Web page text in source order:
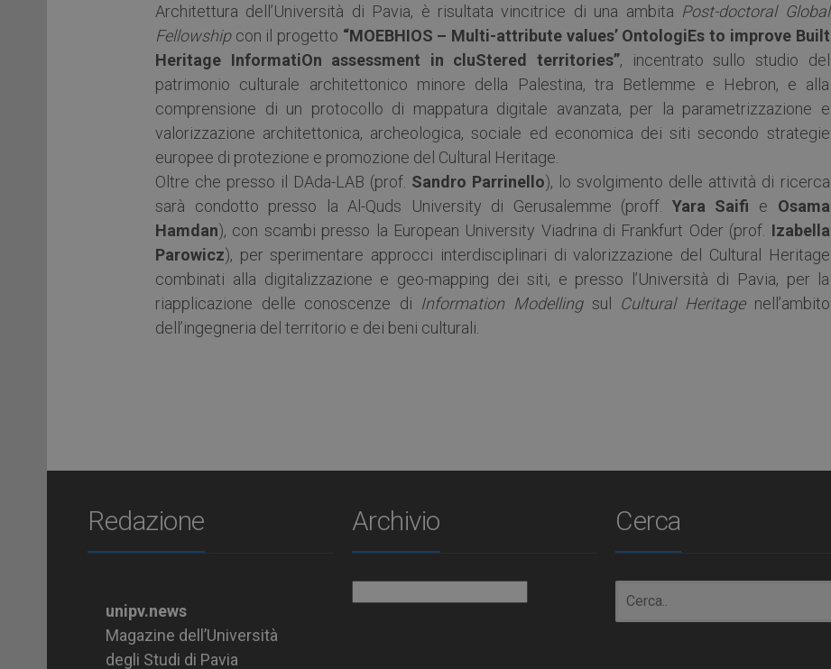
Architettura dell’Università di Pavia, è risultata vincitrice di una ambita Post-doctoral Global
Fellowshipcon il progetto “MOEBHIOS – Multi-attribute values’ OntologiEs to improve Built
Heritage InformatiOn assessment in cluStered territories”, incentrato sullo studio del
patrimonio culturale architettonico minore della Palestina, tra Betlemme e Hebron, e alla
comprensione di un protocollo di mappatura digitale avanzata, per la parametrizzazione e
valorizzazione architettonica, archeologica, sociale ed economica dei siti secondo strategie
europee di protezione e promozione del Cultural Heritage.
Oltre che presso il DAda-LAB (prof. Sandro Parrinello), lo svolgimento delle attività di ricerca
sarà condotto presso la Al-Quds University di Gerusalemme (proff. Yara Saifi e Osama
Hamdan), con scambi presso la European University Viadrina di Frankfurt Oder (prof. Izabella
Parowicz), per sperimentare approcci interdisciplinari di valorizzazione del Cultural Heritage
combinati alla digitalizzazione e geo-mapping dei siti, e presso l’Università di Pavia, per la
riapplicazione delle conoscenze di Information Modellingsul Cultural Heritagenell’ambito
dell’ingegneria del territorio e dei beni culturali.
Redazione
unipv.news
Magazine dell’Università
degli Studi di Pavia
Archivio Cerca